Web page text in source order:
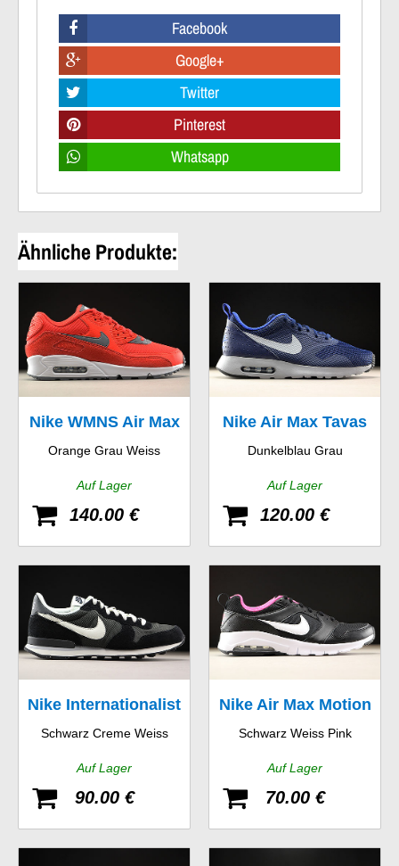
Facebook
Google+
Twitter
Pinterest
Whatsapp
Ähnliche Produkte:
Nike WMNS Air Max
90
Orange Grau Weiss
Auf Lager
140.00 €
Nike Air Max Tavas
Dunkelblau Grau
Auf Lager
120.00 €
Nike Internationalist
Schwarz Creme Weiss
Auf Lager
90.00 €
Nike Air Max Motion
GS
Schwarz Weiss Pink
Auf Lager
70.00 €